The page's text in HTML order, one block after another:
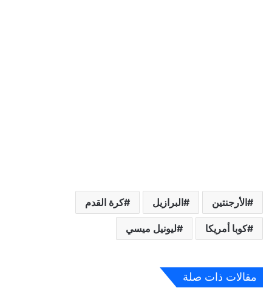
الأرجنتين البرازيل كرة القدم
كوبا أمريكا ليونيل ميسي
مقالات ذات صلة